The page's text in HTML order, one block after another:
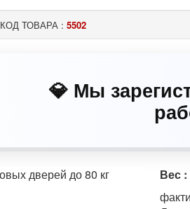
КОД ТОВАРА : 5502
💎 Мы
Вес :